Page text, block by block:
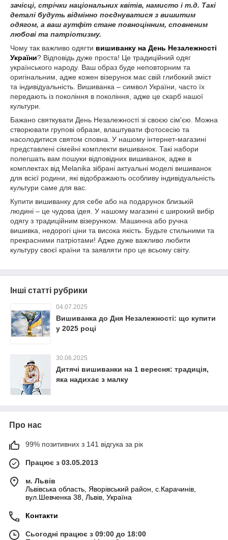
зачісці, стрічки національних квітів, намисто і т.д. Такі
деталі будуть відмінно поєднуватися з вишитим
одягом, а ваш аутфіт стане повноцінним, сповненим
любові та патріотизму.
Чому так важливо одягти вишиванку на День Незалежності
України? Відповідь дуже проста! Це традиційний одяг
українського народу. Ваш образ буде неповторним та
оригінальним, адже кожен візерунок має свій глибокий зміст
та індивідуальність. Вишиванка – символ України, часто їх
передають із покоління в покоління, адже це скарб нашої
культури.
Бажано святкувати День Незалежності зі своєю сім'єю. Можна
створювати групові образи, влаштувати фотосесію та
насолодитися святом сповна. У нашому інтернет-магазині
представлені сімейні комплекти вишиванок. Такі набори
полегшать вам пошуки відповідних вишиванок, адже в
комплектах від Melanika зібрані актуальні моделі вишиванок
для всієї родини, які відображають особливу індивідуальність
культури саме для вас.
Купити вишиванку для себе або на подарунок близькій
людині – це чудова ідея. У нашому магазині є широкий вибір
одягу з традиційним візерунком. Машинна або ручна
вишивка, недорогі ціни та висока якість. Будьте стильними та
прекрасними патріотами! Адже дуже важливо любити
культуру своєї країни та заявляти про це всьому світу.
Інші статті рубрики
04.07.2025
Вишиванка до Дня Незалежності: що купити
у 2025 році
30.06.2025
Дитячі вишиванки на 1 вересня: традиція,
яка надихає з малку
Про нас
99% позитивних з 141 відгука за рік
Працює з 03.05.2013
м. Львів
Львівська область, Яворівський район, с.Карачинів,
вул.Шевченка 38, Львів, Україна
Контакти
Сьогодні працює з 09:00 до 18:00